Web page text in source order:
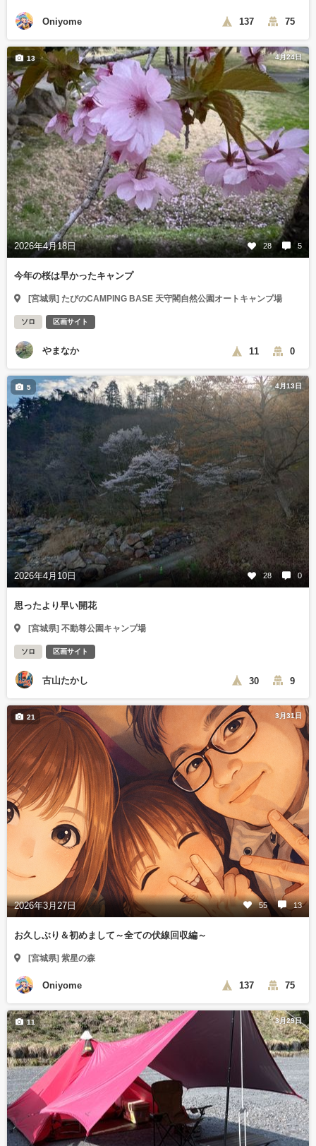
Oniyome 137 75
4月24日
2026年4月18日 28 5
13
今年の桜は早かったキャンプ
[宮城県] たびのCAMPING BASE 天守閣自然公園オートキャンプ場
ソロ 区画サイト
やまなか 11 0
4月13日
2026年4月10日 28 0
5
思ったより早い開花
[宮城県] 不動尊公園キャンプ場
ソロ 区画サイト
古山たかし 30 9
3月31日
2026年3月27日 55 13
21
お久しぶり＆初めまして～全ての伏線回収編～
[宮城県] 紫星の森
Oniyome 137 75
3月29日
11